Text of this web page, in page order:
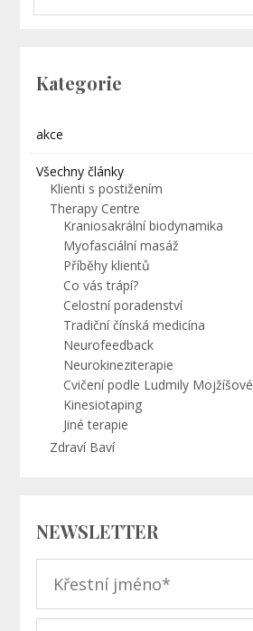
Kategorie
akce
Všechny články
Klienti s postižením
Therapy Centre
Kraniosakrální biodynamika
Myofasciální masáž
Příběhy klientů
Co vás trápí?
Celostní poradenství
Tradiční čínská medicína
Neurofeedback
Neurokineziterapie
Cvičení podle Ludmily Mojžíšové
Kinesiotaping
Jiné terapie
Zdraví Baví
NEWSLETTER